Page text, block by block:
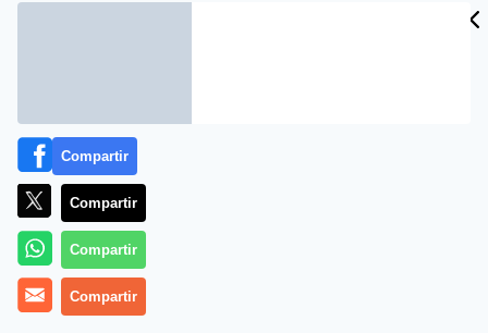
Después de estar
Compartir
Compartir
Compartir
Compartir